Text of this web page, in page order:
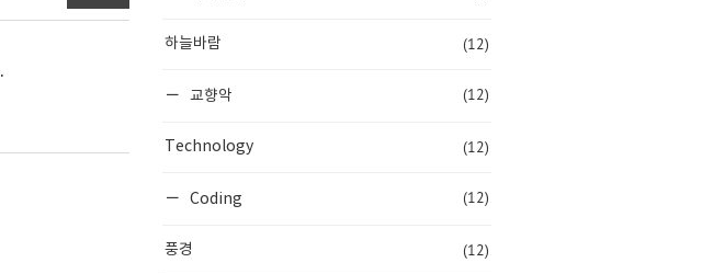
하늘바람 (12)
교향악 (12)
Technology (12)
Coding (12)
풍경 (12)